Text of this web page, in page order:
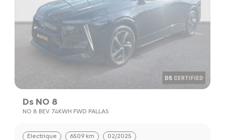
Ds NO 8
NO 8 BEV 74KWH FWD PALLAS
Electrique 6509 km 02/2025